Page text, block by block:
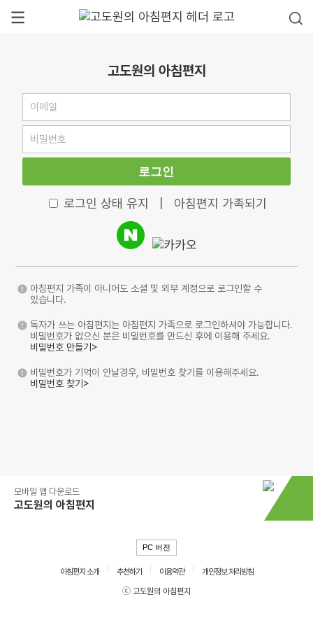
고도원의 아침편지
로그인
로그인 상태 유지 아침편지 가족되기
아침편지 가족이 아니어도 소셜 및 외부 계정으로 로그인할 수
있습니다.
독자가 쓰는 아침편지는 아침편지 가족으로 로그인하셔야 가능합니다.
비밀번호가 없으신 분은 비밀번호를 만드신 후에 이용해 주세요.
비밀번호 만들기>
비밀번호가 기억이 안날경우, 비밀번호 찾기를 이용해주세요.
비밀번호 찾기>
모바일 앱 다운로드
고도원의 아침편지
PC 버전
아침편지 소개 추천하기 이용약관
개인정보 처리방침
ⓒ 고도원의 아침편지